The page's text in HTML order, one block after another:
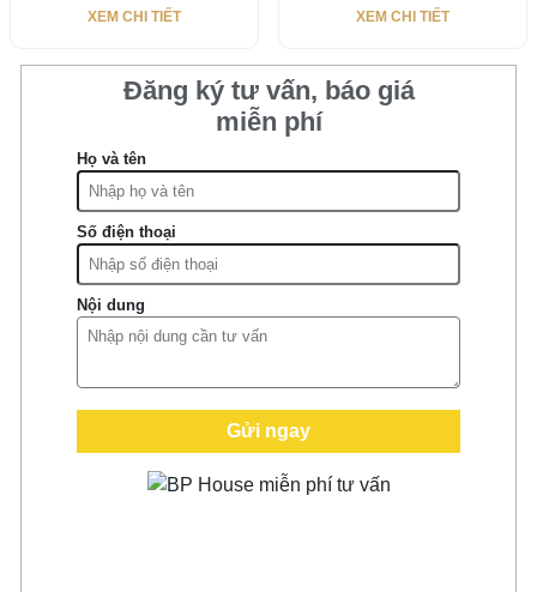
XEM CHI TIẾT XEM CHI TIẾT
Đăng ký tư vấn, báo giá
miễn phí
Họ và tên
Số điện thoại
Nội dung